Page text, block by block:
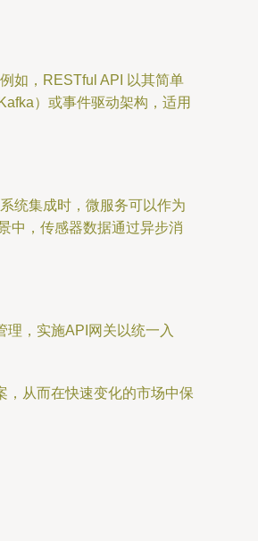
如，RESTful API 以其简单
）或事件驱动架构，适用
统集成时，微服务可以作为
中，传感器数据通过异步消
，实施API网关以统一入
，从而在快速变化的市场中保